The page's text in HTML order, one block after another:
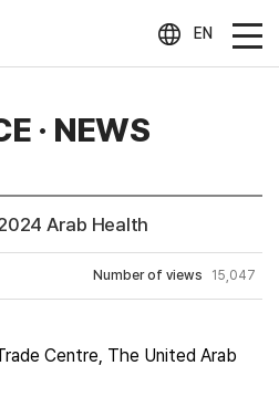
EN
· NEWS
Arab Health
Number of views 15,047
Centre, The United Arab